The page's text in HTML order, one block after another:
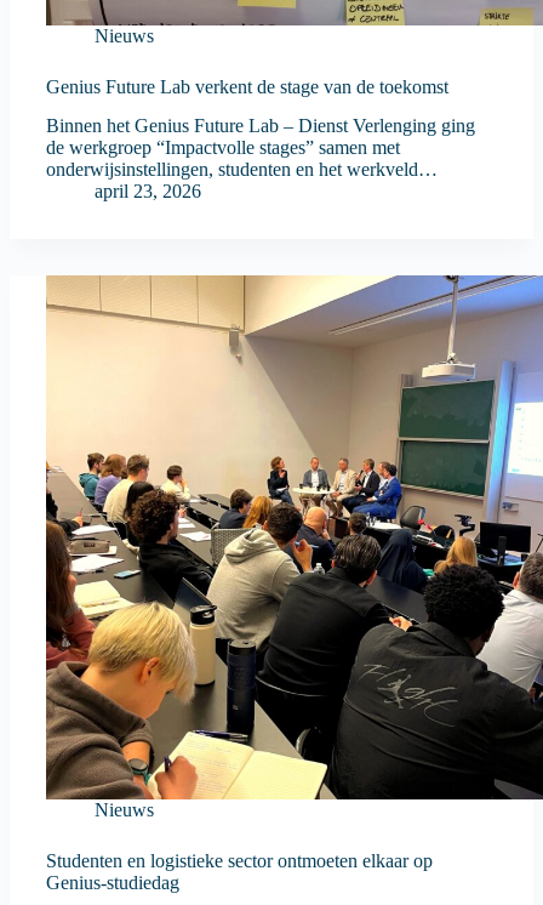
Nieuws
Genius Future Lab verkent de stage van de toekomst
Binnen het Genius Future Lab – Dienst Verlenging ging
de werkgroep “Impactvolle stages” samen met
onderwijsinstellingen, studenten en het werkveld…
april 23, 2026
Nieuws
Studenten en logistieke sector ontmoeten elkaar op
Genius-studiedag